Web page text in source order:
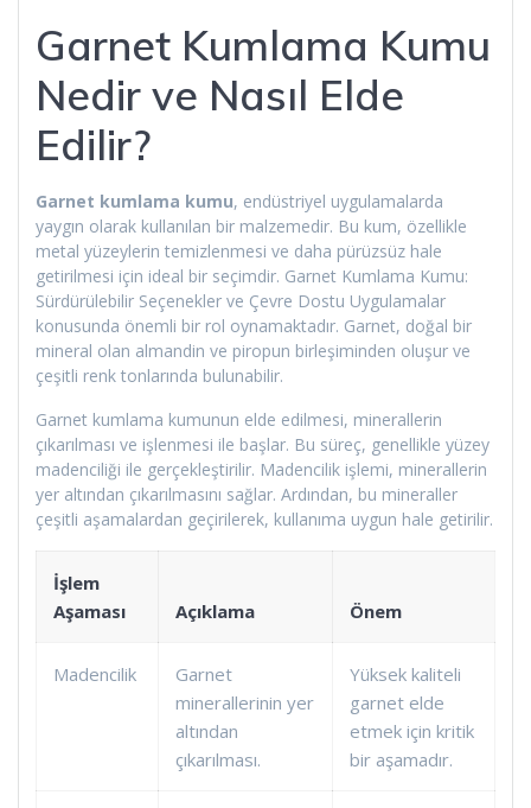
Garnet Kumlama Kumu
Nedir ve Nasıl Elde
Edilir?
Garnet kumlama kumu, endüstriyel uygulamalarda
yaygın olarak kullanılan bir malzemedir. Bu kum, özellikle
metal yüzeylerin temizlenmesi ve daha pürüzsüz hale
getirilmesi için ideal bir seçimdir. Garnet Kumlama Kumu:
Sürdürülebilir Seçenekler ve Çevre Dostu Uygulamalar
konusunda önemli bir rol oynamaktadır. Garnet, doğal bir
mineral olan almandin ve piropun birleşiminden oluşur ve
çeşitli renk tonlarında bulunabilir.
Garnet kumlama kumunun elde edilmesi, minerallerin
çıkarılması ve işlenmesi ile başlar. Bu süreç, genellikle yüzey
madenciliği ile gerçekleştirilir. Madencilik işlemi, minerallerin
yer altından çıkarılmasını sağlar. Ardından, bu mineraller
çeşitli aşamalardan geçirilerek, kullanıma uygun hale getirilir.
İşlem
Aşaması
Açıklama Önem
Madencilik
Garnet
minerallerinin yer
altından
çıkarılması.
Yüksek kaliteli
garnet elde
etmek için kritik
bir aşamadır.